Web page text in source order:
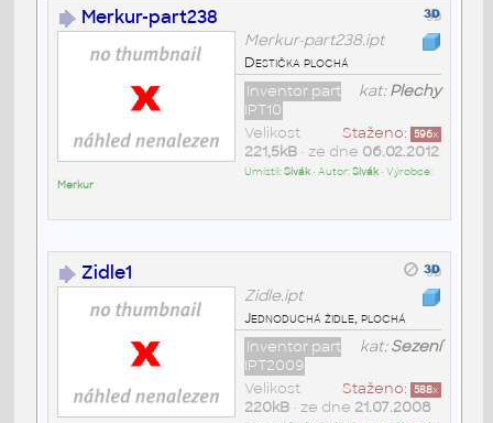
Merkur-part238
Merkur-part238.ipt
Destička plochá
kat:Plechy
Inventor part
IPT10
Staženo: 596x
Velikost
221,5kB• ze dne 06.02.2012
Umístil:Sivák• Autor:Sivák• Výrobce:
Merkur
Zidle1
Zidle.ipt
Jednoduchá židle, plochá
kat:Sezení
Inventor part
IPT2009
Staženo: 588x
Velikost
220kB• ze dne 21.07.2008